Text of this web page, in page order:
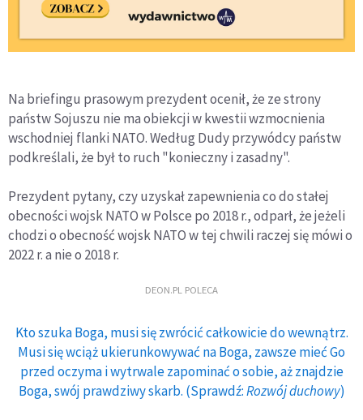
Na briefingu prasowym prezydent ocenił, że ze strony
państw Sojuszu nie ma obiekcji w kwestii wzmocnienia
wschodniej flanki NATO. Według Dudy przywódcy państw
podkreślali, że był to ruch "konieczny i zasadny".
Prezydent pytany, czy uzyskał zapewnienia co do stałej
obecności wojsk NATO w Polsce po 2018 r., odparł, że jeżeli
chodzi o obecność wojsk NATO w tej chwili raczej się mówi o
2022 r. a nie o 2018 r.
DEON.PL POLECA
Kto szuka Boga, musi się zwrócić całkowicie do wewnątrz.
Musi się wciąż ukierunkowywać na Boga, zawsze mieć Go
przed oczyma i wytrwale zapominać o sobie, aż znajdzie
Boga, swój prawdziwy skarb. (Sprawdź:Rozwój duchowy)